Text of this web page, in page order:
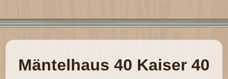
Mäntelhaus 40 Kaiser 40